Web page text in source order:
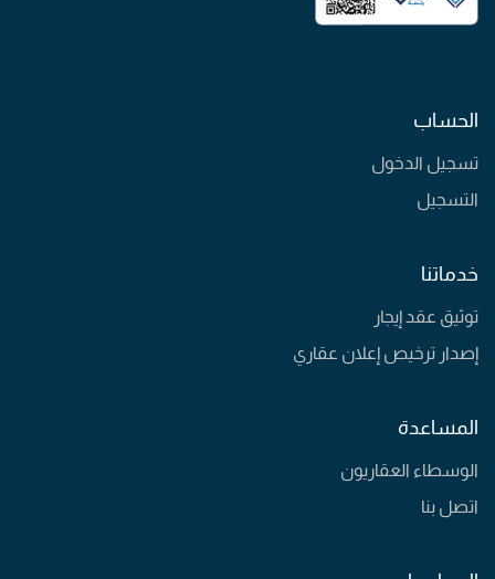
الحساب
تسجيل الدخول
التسجيل
خدماتنا
توثيق عقد إيجار
إصدار ترخيص إعلان عقاري
المساعدة
الوسطاء العقاريون
اتصل بنا